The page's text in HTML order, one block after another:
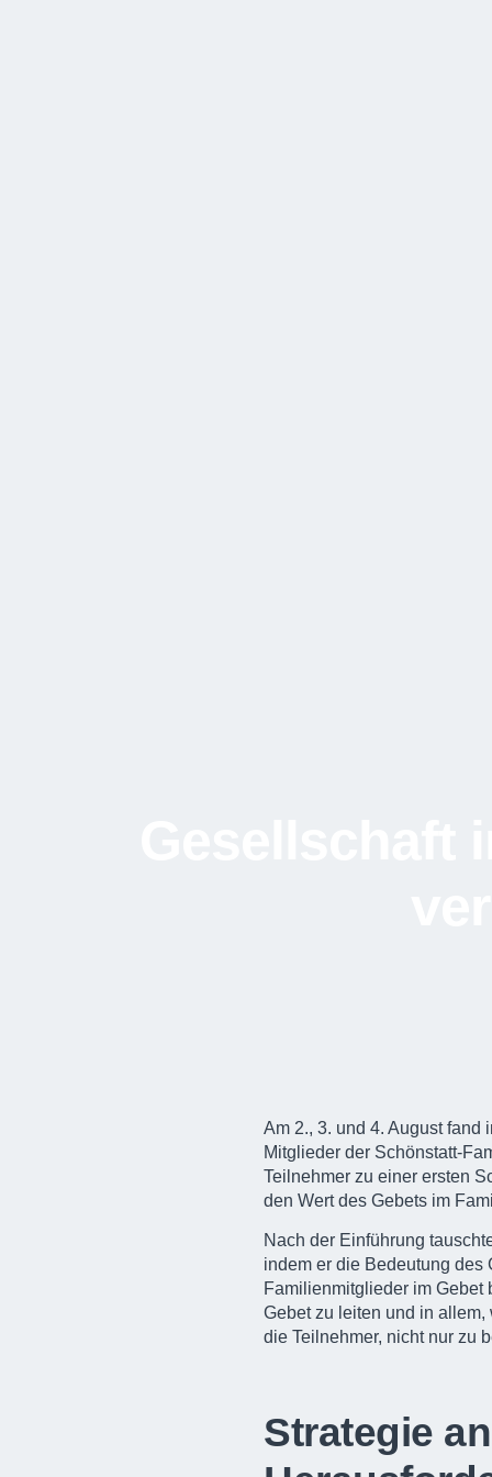
Am 2., 3. und 4. August fand
Mitglieder der Schönstatt-
Teilnehmer zu einer ersten
den Wert des Gebets im
Nach der Einführung
indem er die Bedeutung
Familienmitglieder im Gebet
Gebet zu leiten und in allem,
die Teilnehmer, nicht nur zu
Strategie